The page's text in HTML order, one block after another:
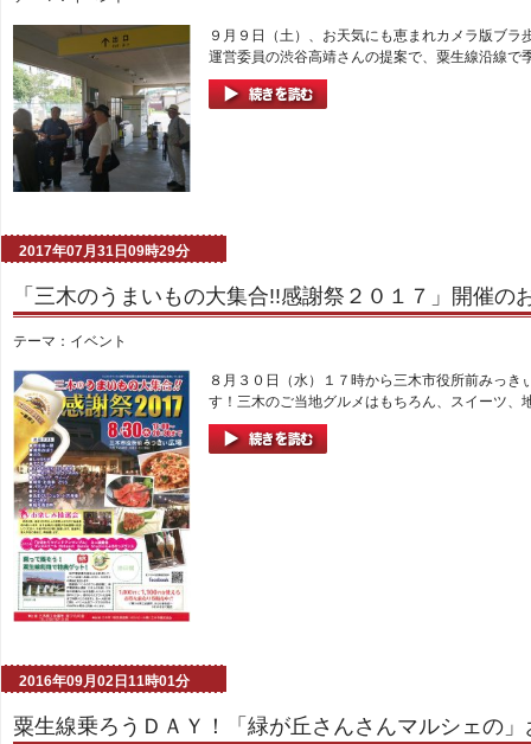
９月９日（土）、お天気にも恵まれカメラ版ブ
運営委員の渋谷高靖さんの提案で、粟生線沿線で
2017年07月31日09時29分
「三木のうまいもの大集合!!感謝祭２０１７」開催の
テーマ： イベント
８月３０日（水）１７時から三木市役所前みっ
す！三木のご当地グルメはもちろん、スイーツ、
2016年09月02日11時01分
粟生線乗ろうＤＡＹ！「緑が丘さんさんマルシェの」